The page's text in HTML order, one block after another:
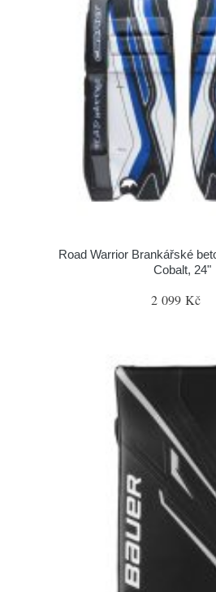
Road Warrior Brankářské
Cobalt, 24"
2 099 Kč